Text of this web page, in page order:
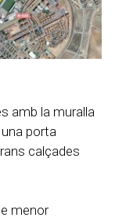
amb la muralla
porta
calçades
menor